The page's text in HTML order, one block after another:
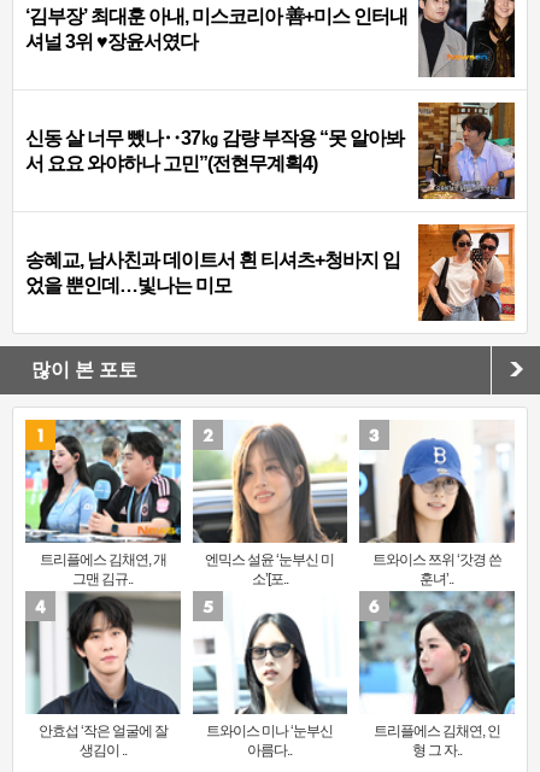
‘김부장’ 최대훈 아내, 미스코리아 善+미스 인터내
셔널 3위 ♥장윤서였다
신동 살 너무 뺐나‥37㎏ 감량 부작용 “못 알아봐
서 요요 와야하나 고민”(전현무계획4)
송혜교, 남사친과 데이트서 흰 티셔츠+청바지 입
었을 뿐인데…빛나는 미모
많이 본 포토
트리플에스 김채연, 개
그맨 김규..
엔믹스 설윤 ‘눈부신 미
소’[포..
트와이스 쯔위 ‘갓경 쓴
훈녀’..
안효섭 ‘작은 얼굴에 잘
생김이 ..
트와이스 미나 ‘눈부신
아름다..
트리플에스 김채연, 인
형 그 자..